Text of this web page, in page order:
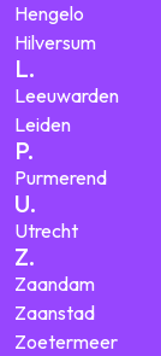
Hengelo
Hilversum
L.
Leeuwarden
Leiden
P.
Purmerend
U.
Utrecht
Z.
Zaandam
Zaanstad
Zoetermeer